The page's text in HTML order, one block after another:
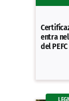
entra
del PEFC